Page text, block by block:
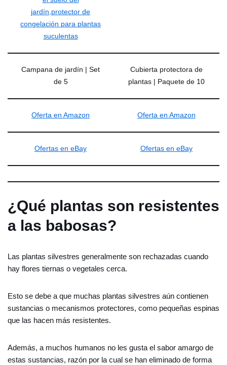
Campana de jardín | Set
de 5
Cubierta protectora de
plantas | Paquete de 10
Oferta en Amazon Oferta en Amazon
Ofertas en eBay Ofertas en eBay
¿Qué plantas son resistentes
a las babosas?
Las plantas silvestres generalmente son rechazadas cuando
hay flores tiernas o vegetales cerca.
Esto se debe a que muchas plantas silvestres aún contienen
sustancias o mecanismos protectores, como pequeñas espinas
que las hacen más resistentes.
Además, a muchos humanos no les gusta el sabor amargo de
estas sustancias, razón por la cual se han eliminado de forma